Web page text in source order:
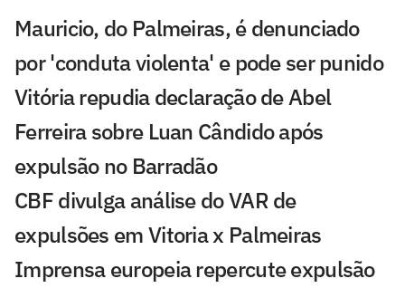
Mauricio, do Palmeiras, é denunciado
por 'conduta violenta' e pode ser punido
Vitória repudia declaração de Abel
Ferreira sobre Luan Cândido após
expulsão no Barradão
CBF divulga análise do VAR de
expulsões em Vitoria x Palmeiras
Imprensa europeia repercute expulsão